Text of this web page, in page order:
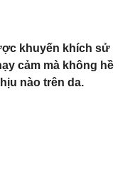
khuyến khích sử
cảm mà không hề
nào trên da.